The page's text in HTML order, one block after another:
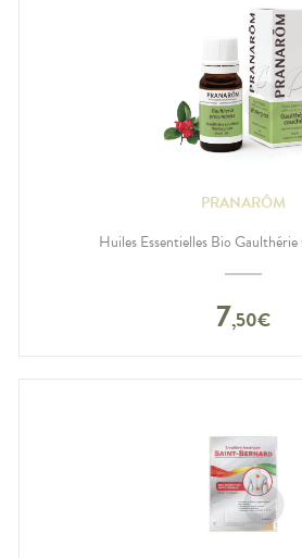
PRANARÔM
Huiles Essentielles Bio
7,50€